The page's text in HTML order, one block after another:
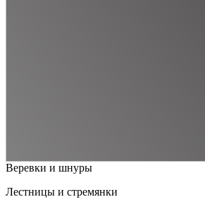
Веревки и шнуры
Лестницы и стремянки